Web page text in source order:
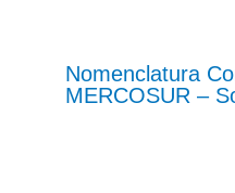
Nomenclatura
MERCOSUR –